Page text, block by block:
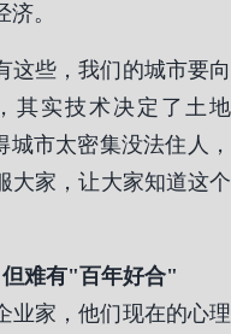
。
这些，我们的城市要向
其实技术决定了土地
市太密集没法住人，
大家，让大家知道这个
难有"百年好合"
业家，他们现在的心理